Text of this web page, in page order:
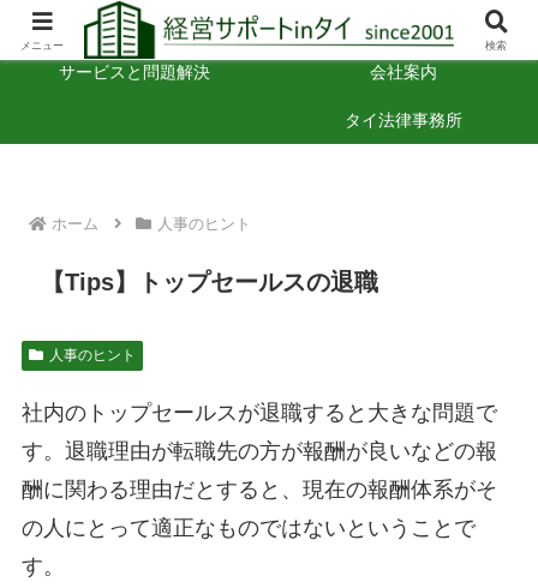
タイでの経営のヒント お困りごと相談
サービスと問題解決 会社案内
タイ法律事務所
ホーム 人事のヒント
【Tips】トップセールスの退職
人事のヒント
社内のトップセールスが退職すると大きな問題で
す。退職理由が転職先の方が報酬が良いなどの報
酬に関わる理由だとすると、現在の報酬体系がそ
の人にとって適正なものではないということで
す。
メニュー 検索